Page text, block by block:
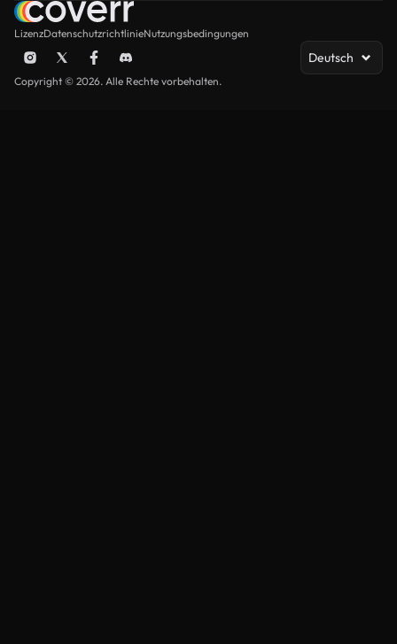
LizenzDatenschutzrichtlinieNutzungsbedingungen
Deutsch
Copyright © 2026. Alle Rechte vorbehalten.